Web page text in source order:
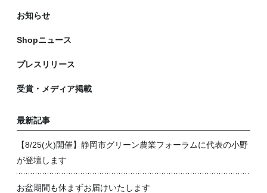
お知らせ
Shopニュース
プレスリリース
受賞・メディア掲載
最新記事
【8/25(火)開催】静岡市グリーン農業フォーラムに代表の小野
が登壇します
お盆期間も休まずお届けいたします